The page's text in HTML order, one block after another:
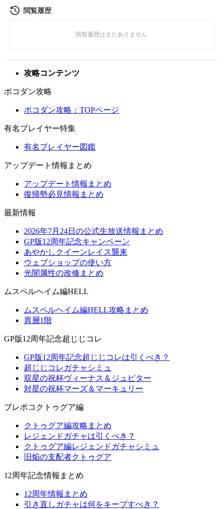
攻略コンテンツ
ポコダン攻略
ポコダン攻略：TOPページ
有名プレイヤー特集
有名プレイヤー図鑑
アップデート情報まとめ
アップデート情報まとめ
復帰勢必見情報まとめ
最新情報
2026年7月24日の公式生放送情報まとめ
GP版12周年記念キャンペーン
あやかしクイーンレイス襲来
ウェブショップの使い方
光闇属性の改修まとめ
ムスペルヘイム編HELL
ムスペルヘイム編HELL攻略まとめ
異層1階
GP版12周年記念超じじコレ
GP版12周年記念超じじコレは引くべき？
超じじコレガチャシミュ
双星の祝杯ヴィーナス＆ジュピター
対星の祝杯マーズ＆マーキュリー
ブレポコクトゥグア編
クトゥグア編攻略まとめ
レジェンドガチャは引くべき？
クトゥグア編レジェンドガチャシミュ
旧焔の支配者クトゥグア
12周年記念情報まとめ
12周年情報まとめ
引き直しガチャは何をキープすべき？